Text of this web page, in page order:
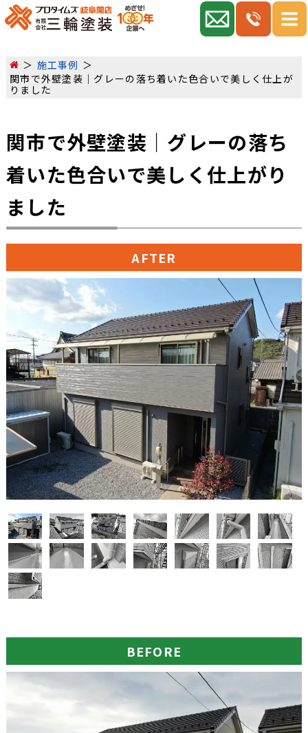
施工事例
関市で外壁塗装｜グレーの落ち着いた色合いで美しく仕上が
りました
関市で外壁塗装｜グレーの落ち
着いた色合いで美しく仕上がり
ました
AFTER
BEFORE